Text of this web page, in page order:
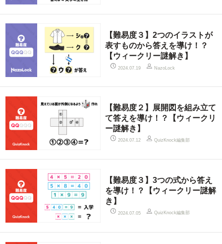
【難易度３】2つのイラストが
表すものから答えを導け！？
【ウィークリー謎解き】
2024.07.19 NazoLock
【難易度２】展開図を組み立て
て答えを導け！？【ウィークリ
ー謎解き】
2024.07.12 QuizKnock編集部
【難易度３】3つの式から答え
を導け！？【ウィークリー謎解
き】
2024.07.05 QuizKnock編集部